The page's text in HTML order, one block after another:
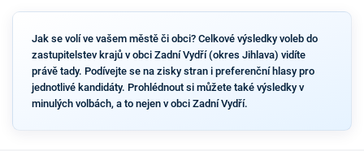
Jak se volí ve vašem městě či obci? Celkové výsledky voleb do
zastupitelstev krajů v obci Zadní Vydří (okres Jihlava) vidíte
právě tady. Podívejte se na zisky stran i preferenční hlasy pro
jednotlivé kandidáty. Prohlédnout si můžete také výsledky v
minulých volbách, a to nejen v obci Zadní Vydří.